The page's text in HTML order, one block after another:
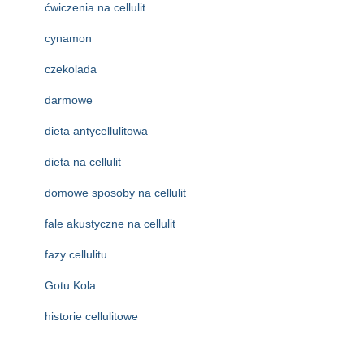
ćwiczenia na cellulit
cynamon
czekolada
darmowe
dieta antycellulitowa
dieta na cellulit
domowe sposoby na cellulit
fale akustyczne na cellulit
fazy cellulitu
Gotu Kola
historie cellulitowe